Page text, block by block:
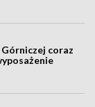
coraz